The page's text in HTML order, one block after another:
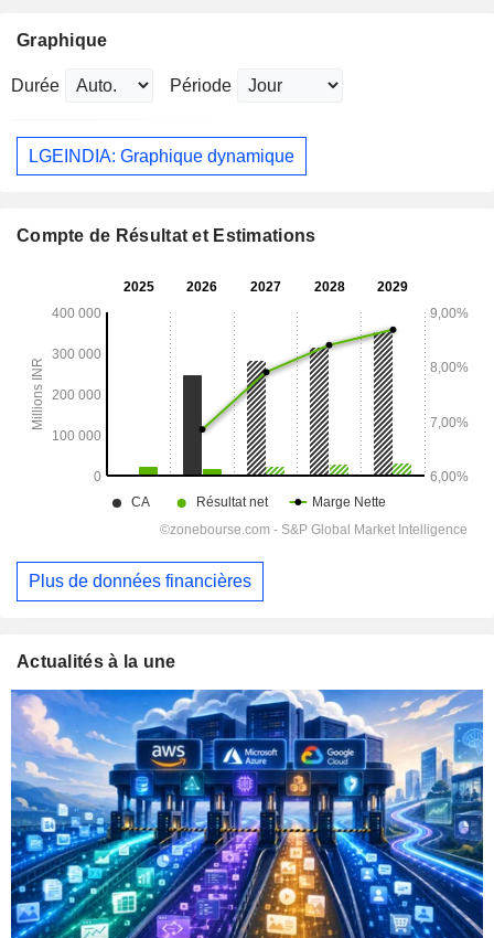
Graphique
Durée Période
LGEINDIA: Graphique dynamique
Compte de Résultat et Estimations
Plus de données financières
Actualités à la une